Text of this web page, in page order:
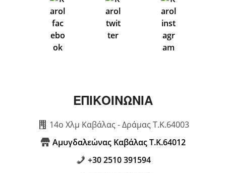
ΕΠΙΚΟΙΝΩΝΙΑ
14ο Χλμ Καβάλας - Δράμας Τ.Κ.64003
Αμυγδαλεώνας Καβάλας Τ.Κ.64012
+30 2510 391594